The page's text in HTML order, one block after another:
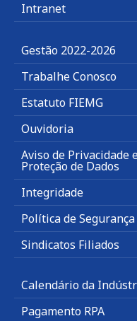
Intranet
Gestão 2022-2026
Trabalhe Conosco
Estatuto FIEMG
Ouvidoria
Aviso de Privacidade
Proteção de Dados
Integridade
Política de
Sindicatos Filiados
Calendário da
Pagamento RPA